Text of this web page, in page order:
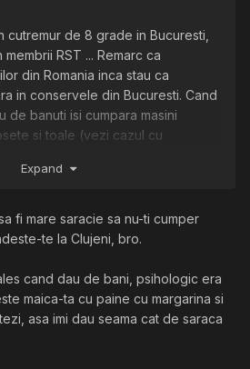
cutremur de 8 grade in Bucuresti,
RST ... Remarc ca
din Romania inca stau ca
in conservele din Bucuresti. Cand
de banuti isi cumpara masini
si toale (vezi cazul cu
Expand
fi mare saracie sa nu-ti cumper
te la Clujeni, bro.
cand dau de bani, psihologic era
maica-ta cu paine cu margarina si
asa imi dau seama cat de saraca